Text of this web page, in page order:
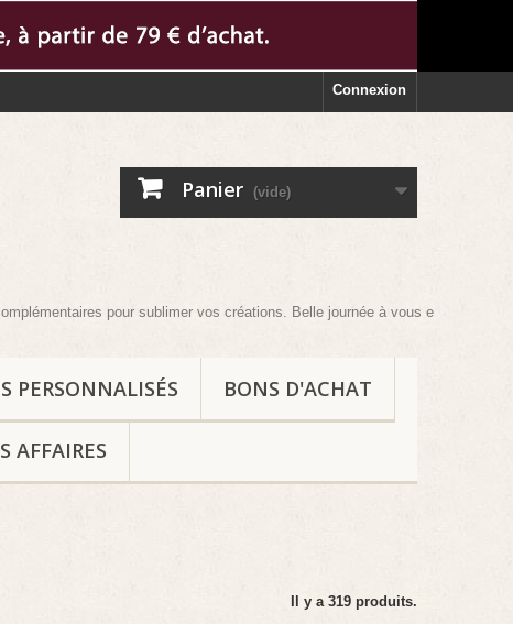
Connexion
Panier (vide)
pour sublimer vos créations. Belle journée à vous et au plaisir !
PERSONNALISÉS BONS D'ACHAT
AFFAIRES
Il y a 319 produits.